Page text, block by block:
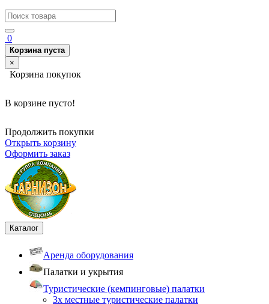
0
Корзина пуста
×
Корзина покупок
В корзине пусто!
Продолжить покупки
Открыть корзину
Оформить заказ
Каталог
Аренда оборудования
Палатки и укрытия
Туристические (кемпинговые) палатки
3х местные туристические палатки